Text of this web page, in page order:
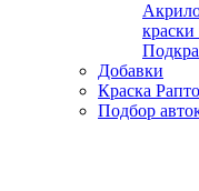
Добавки
Краска
Подбор